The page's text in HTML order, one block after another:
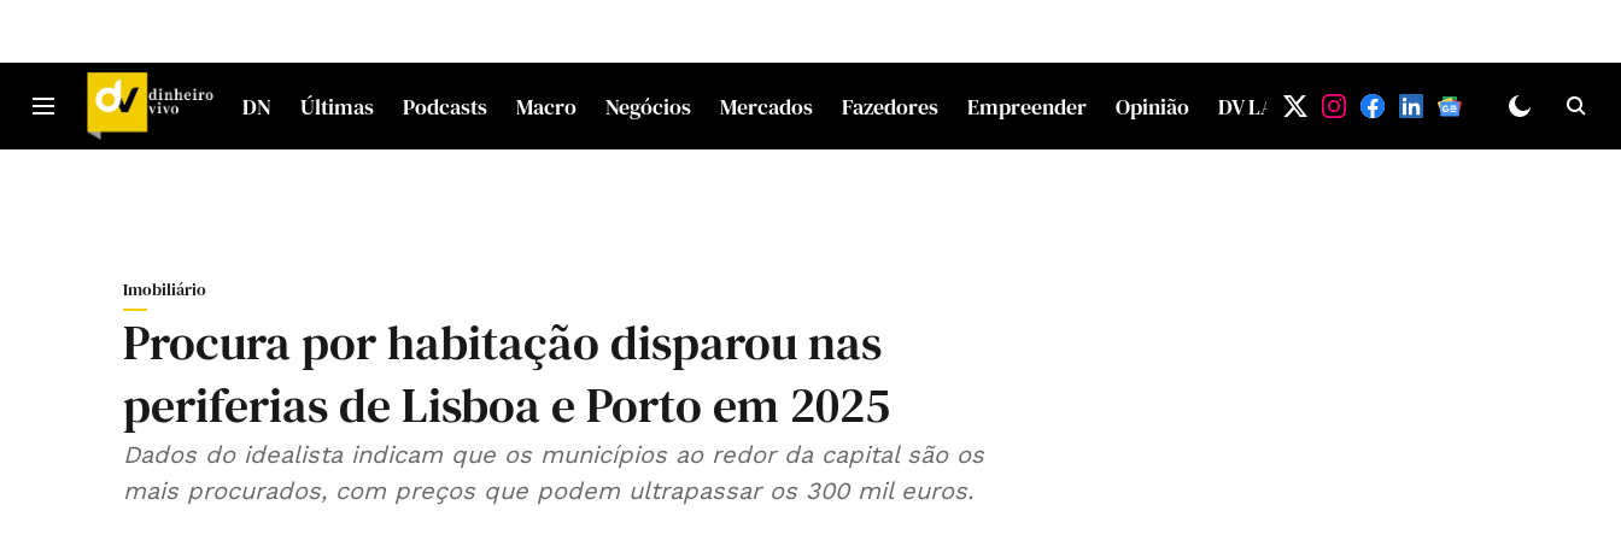
DN Últimas Podcasts Macro Negócios Mercados Fazedores Empreender Opinião DV LAB
Imobiliário
Procura por habitação disparou nas
periferias de Lisboa e Porto em 2025
Dados do idealista indicam que os municípios ao redor da capital são os
mais procurados, com preços que podem ultrapassar os 300 mil euros.